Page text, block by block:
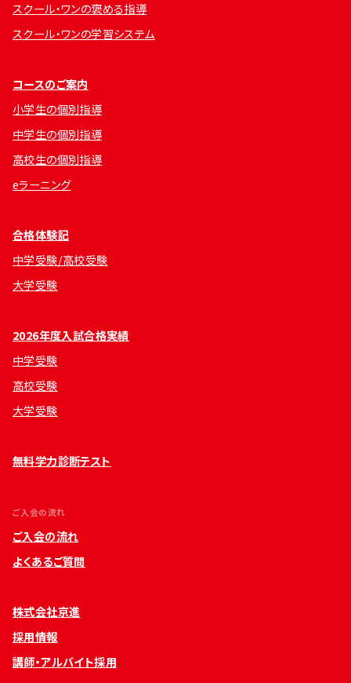
スクール・ワンの褒める指導
スクール・ワンの学習システム
コースのご案内
小学生の個別指導
中学生の個別指導
高校生の個別指導
eラーニング
合格体験記
中学受験/高校受験
大学受験
2026年度入試合格実績
中学受験
高校受験
大学受験
無料学力診断テスト
ご入会の流れ
ご入会の流れ
よくあるご質問
株式会社京進
採用情報
講師・アルバイト採用